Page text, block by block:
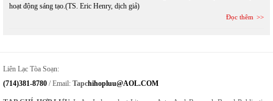
hoạt động sáng tạo.(TS. Eric Henry, dịch giả)
Đọc thêm
Liên Lạc Tòa Soạn:
(714)381-8780 / Email: TapcHihopluu@AOL.COM